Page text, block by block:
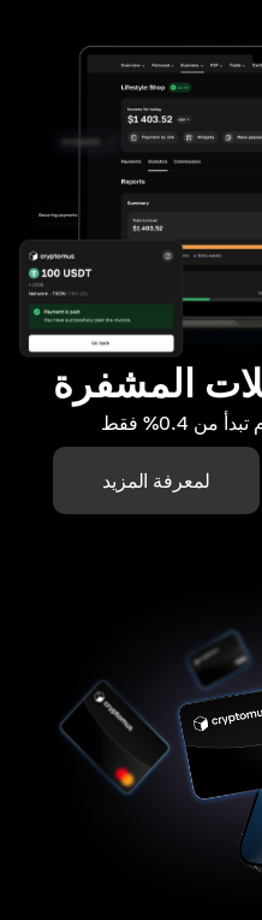
المشفرة
0.4% فقط
لمعرفة المزيد